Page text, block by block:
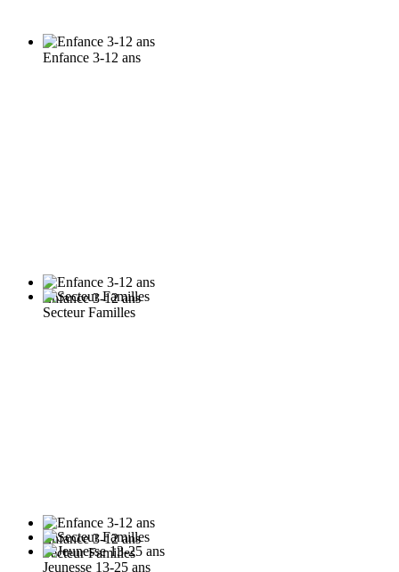
Enfance 3-12 ans
Enfance 3-12 ans
Enfance 3-12 ans
Secteur Familles
Secteur Familles
Jeunesse 13-25 ans